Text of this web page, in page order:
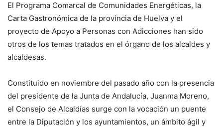
El Programa Comarcal de Comunidades Energéticas, la
Carta Gastronómica de la provincia de Huelva y el
proyecto de Apoyo a Personas con Adicciones han sido
otros de los temas tratados en el órgano de los alcaldes y
alcaldesas.
Constituido en noviembre del pasado año con la presencia
del presidente de la Junta de Andalucía, Juanma Moreno,
el Consejo de Alcaldías surge con la vocación un puente
entre la Diputación y los ayuntamientos, un ámbito ágil y